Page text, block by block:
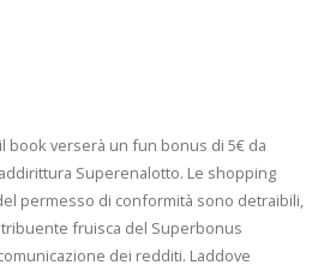
book verserà un fun bonus di 5€ da
Superenalotto. Le shopping
permesso di conformità sono detraibili,
fruisca del Superbonus
dei redditi. Laddove